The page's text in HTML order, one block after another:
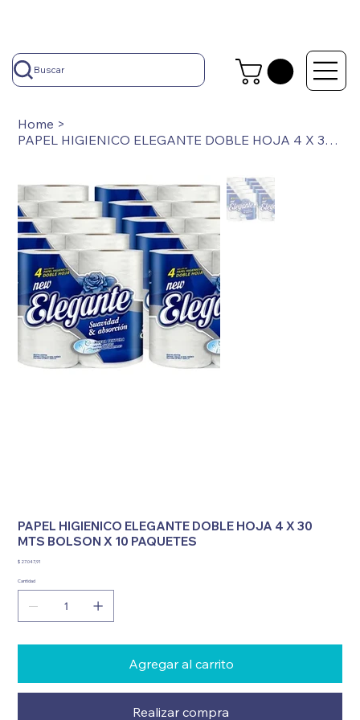
Buscar
Home >
PAPEL HIGIENICO ELEGANTE DOBLE HOJA 4 X 30 MTS BOLSON X 10 PAQUETES
PAPEL HIGIENICO ELEGANTE DOBLE HOJA 4 X 30
MTS BOLSON X 10 PAQUETES
Precio
$ 27.047,91
Cantidad
Agregar al carrito
Realizar compra